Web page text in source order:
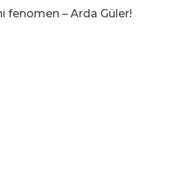
fenomen – Arda Güler!